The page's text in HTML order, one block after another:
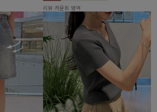
리뷰 카운트 영역